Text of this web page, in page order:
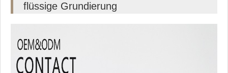
flüssige Grundierung